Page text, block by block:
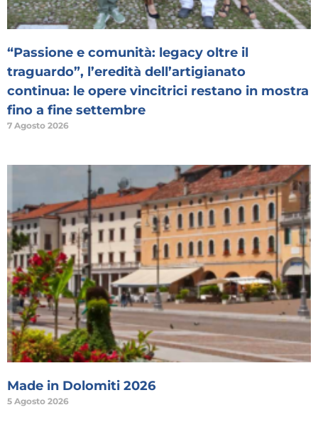
“Passione e comunità: legacy oltre il
traguardo”, l’eredità dell’artigianato
continua: le opere vincitrici restano in mostra
fino a fine settembre
7 Agosto 2026
Made in Dolomiti 2026
5 Agosto 2026